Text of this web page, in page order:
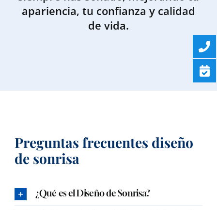
apariencia, tu confianza y calidad
de vida.
Preguntas frecuentes diseño
de sonrisa
¿Qué es el Diseño de Sonrisa?